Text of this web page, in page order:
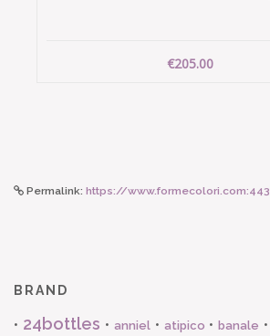
€205.00
Permalink: https://www.formecolori.com:443/it_it/shop/gioielli/orecchini/
BRAND
• 24bottles • anniel• atipico •banale •